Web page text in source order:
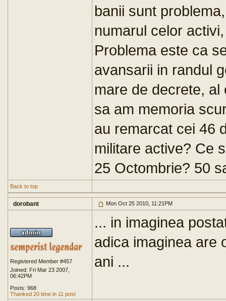
banii sunt
numarul celor
Problema este ca
avansarii in randul
mare de decrete,
sa am memoria
au remarcat cei 46
militare active? Ce
25 Octombrie? 50
Back to top
dorobant Mon Oct 25 2010, 11:21PM
Registered Member #457
Joined: Fri Mar 23 2007,
06:42PM
Posts: 968
Thanked 20 time in 11 post
... in imaginea
adica imaginea are
ani ...